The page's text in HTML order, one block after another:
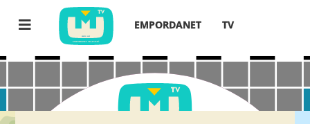
EMPORDANET TV